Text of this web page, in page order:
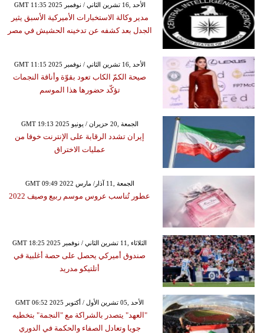
GMT 11:35 2025 الأحد ,16 تشرين الثاني / نوفمبر
مدير وكالة الاستخبارات الأميركية الأسبق يثير
الجدل بعد كشفه عن تدخينه الحشيش في مصر
GMT 11:15 2025 الأحد ,16 تشرين الثاني / نوفمبر
صيحة الكمّ الكاب تعود بقوّة وأناقة النجمات
تؤكّد حضورها هذا الموسم
GMT 19:13 2025 الجمعة ,20 حزيران / يونيو
إيران تشدد الرقابة على الإنترنت خوفا من
عمليات الاختراق
GMT 09:49 2022 الجمعة ,11 آذار/ مارس
عطور تُناسب عروس موسم ربيع وصيف 2022
GMT 18:25 2025 الثلاثاء ,11 تشرين الثاني / نوفمبر
صندوق أميركي يحصل على حصة أغلبية في
أتلتيكو مدريد
GMT 06:52 2025 الأحد ,05 تشرين الأول / أكتوبر
"العهد" يتصدر بالشراكة مع "النجمة" بتخطيه
جويا وتعادل الصفاء والحكمة في الدوري